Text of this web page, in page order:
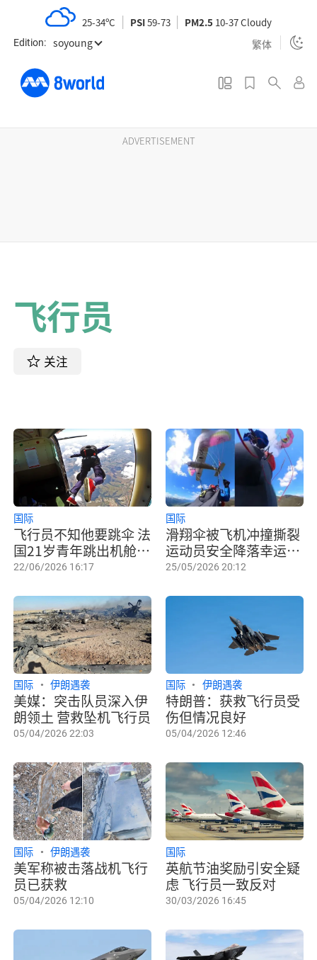
t
Edition: soyoung 繁体
25-34ºC PSI59-73 PM2.5 10-37 Cloudy
ADVERTISEMENT
飞行员
关注
飞行员不知他要跳伞 法
国21岁青年跳出机舱撞
尾翼身亡
国际
22/06/2026 16:17
滑翔伞被飞机冲撞撕裂
运动员安全降落幸运生
还
国际
25/05/2026 20:12
美媒：突击队员深入伊
朗领土 营救坠机飞行员
国际 伊朗遇袭
05/04/2026 22:03
特朗普：获救飞行员受
伤但情况良好
国际 伊朗遇袭
05/04/2026 12:46
美军称被击落战机飞行
员已获救
国际 伊朗遇袭
05/04/2026 12:10
英航节油奖励引安全疑
虑 飞行员一致反对
国际
30/03/2026 16:45